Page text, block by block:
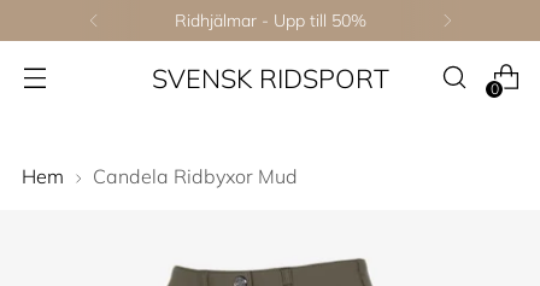
Ridhjälmar - Upp till 50%
SVENSK RIDSPORT 0
Hem Candela Ridbyxor Mud